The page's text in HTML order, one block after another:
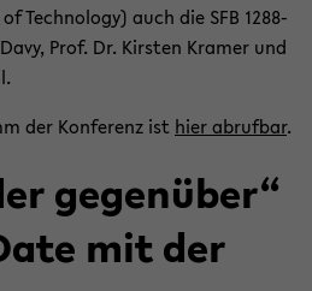
Tech­no­lo­gy) auch die SFB 1288-​
Prof. Dr. Kirs­ten Kra­mer und
der Kon­fe­renz ist hier ab­ruf­bar.
ge­gen­über“
mit der